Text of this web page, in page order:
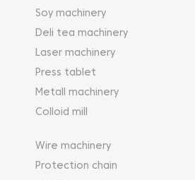
Soy machinery
Deli tea machinery
Laser machinery
Press tablet
Metall machinery
Colloid mill
Wire machinery
Protection chain